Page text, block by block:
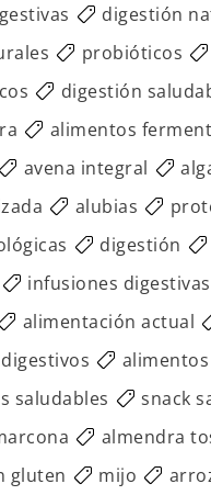
digestión
probióticos
digestión
alimentos
avena integral
alubias
digestión
infusiones digestivas
alimentación actual
saludables
snack
almendra
gluten
mijo